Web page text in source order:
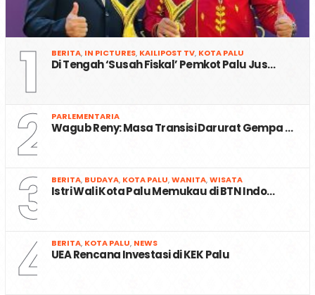
1 BERITA, IN PICTURES, KAILIPOST TV, KOTA PALU
Di Tengah ‘Susah Fiskal’ Pemkot Palu Jus…
2 PARLEMENTARIA
Wagub Reny: Masa Transisi Darurat Gempa …
3 BERITA, BUDAYA, KOTA PALU,WANITA,WISATA
Istri Wali Kota Palu Memukau di BTN Indo…
4 BERITA, KOTA PALU, NEWS
UEA Rencana Investasi di KEK Palu